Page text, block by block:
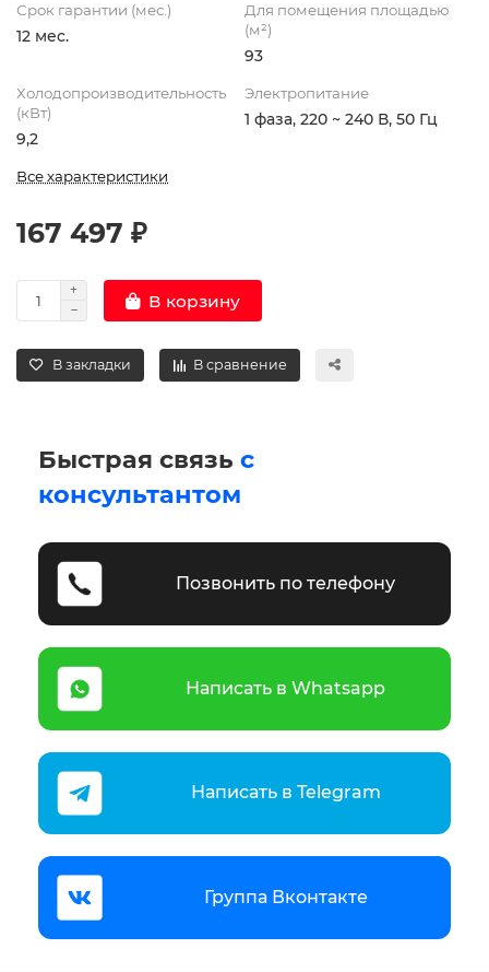
Срок гарантии (мес.)
12 мес.
Для помещения площадью
(м²)
93
Холодопроизводительность
(кВт)
9,2
Электропитание
1 фаза, 220 ~ 240 В, 50 Гц
Все характеристики
167 497 ₽
В корзину
В закладки В сравнение
Быстрая связь с
консультантом
Позвонить по телефону
Написать в Whatsapp
Написать в Telegram
Группа Вконтакте